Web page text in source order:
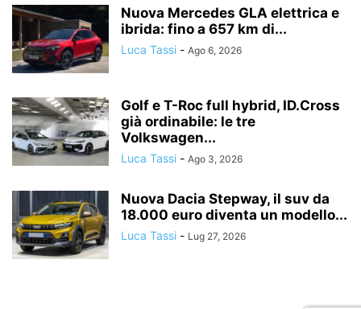
Nuova Mercedes GLA elettrica e
ibrida: fino a 657 km di...
Luca Tassi - Ago 6, 2026
Golf e T-Roc full hybrid, ID.Cross
già ordinabile: le tre
Volkswagen...
Luca Tassi - Ago 3, 2026
Nuova Dacia Stepway, il suv da
18.000 euro diventa un modello...
Luca Tassi - Lug 27, 2026